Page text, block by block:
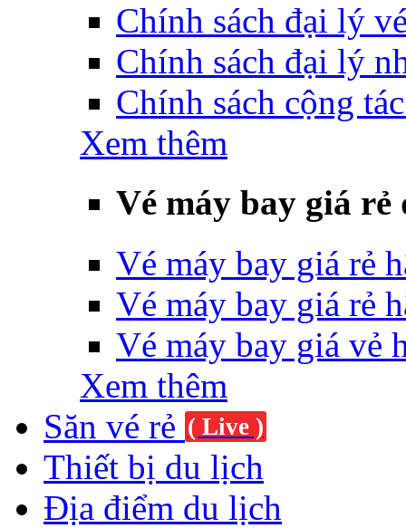
Chính sách đại lý
Chính sách đại lý
Chính sách cộng
Xem thêm
Vé máy bay giá rẻ
Vé máy bay giá rẻ
Vé máy bay giá rẻ
Vé máy bay giá vẻ
Xem thêm
Săn vé rẻ ( Live )
Thiết bị du lịch
Địa điểm du lịch